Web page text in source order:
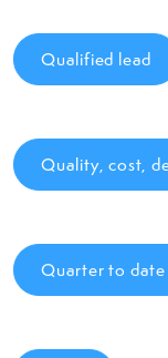
Qualified lead
Quality, cost,
Quarter to date